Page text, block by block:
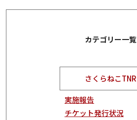
カテゴリー一覧
さくらねこTNR
実施報告
チケット発行状況